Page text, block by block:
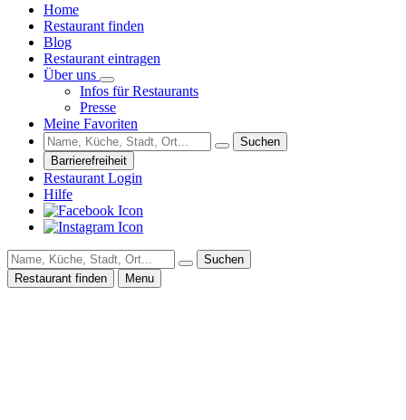
Home
Restaurant finden
Blog
Restaurant eintragen
Über uns
Infos für Restaurants
Presse
Meine Favoriten
Suchen
Barrierefreiheit
Restaurant Login
Hilfe
Suchen
Restaurant finden
Menu